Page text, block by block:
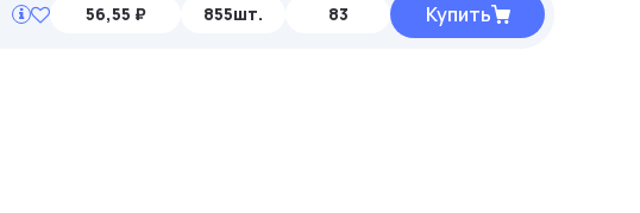
56,55 ₽ 855шт. 83 Купить